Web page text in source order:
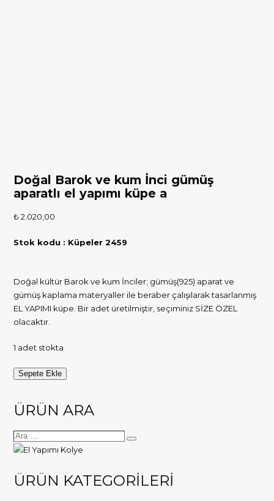
Doğal Barok ve kum İnci gümüş
aparatlı el yapımı küpe a
₺2.020,00
Stok kodu : Küpeler 2459
Doğal kültür Barok ve kum İnciler; gümüş(925) aparat ve
gümüş kaplama materyaller ile beraber çalışılarak tasarlanmış
EL YAPIMI küpe. Bir adet üretilmiştir, seçiminiz SİZE ÖZEL
olacaktır.
1 adet stokta
Doğal
kum
gümüş
aparatlı
yapımı
Sepete Ekle
ÜRÜN ARA
ÜRÜN KATEGORİLERİ